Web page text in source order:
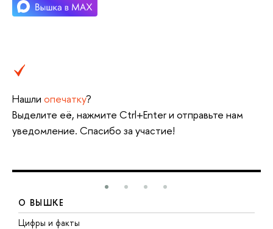
Нашли опечатку?
Выделите её, нажмите Ctrl+Enter и отправьте нам
уведомление. Спасибо за участие!
О ВЫШКЕ
Цифры и факты